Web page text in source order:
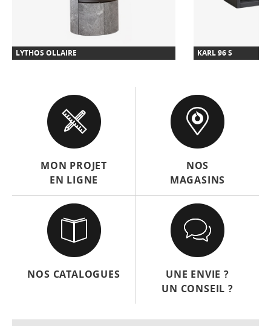
LYTHOS OLLAIRE KARL 96 S
MON PROJET
EN LIGNE
NOS
MAGASINS
NOS CATALOGUES
UNE ENVIE ?
UN CONSEIL ?